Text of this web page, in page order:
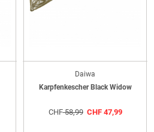
Daiwa
Karpfenkescher Black Widow
CHF58,99 CHF47,99